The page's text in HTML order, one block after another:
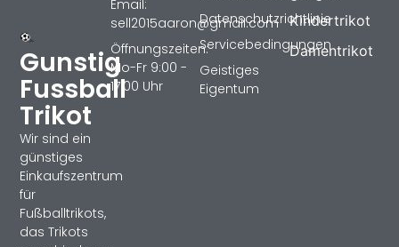
Gunstig
Fussball
Trikot
Wir sind ein
günstiges
Einkaufszentrum
für
Fußballtrikots,
das Trikots
Kindertrikot
Damentrikot
Datenschutzrichtlinie
Servicebedingungen
Geistiges
Eigentum
Email:
sell2015aaron@gmail.com
Öffnungszeiten:
Mo-Fr 9:00 -
17:00 Uhr